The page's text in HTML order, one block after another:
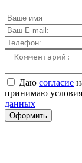
Даю согласие
принимаю условия
данных
Оформить